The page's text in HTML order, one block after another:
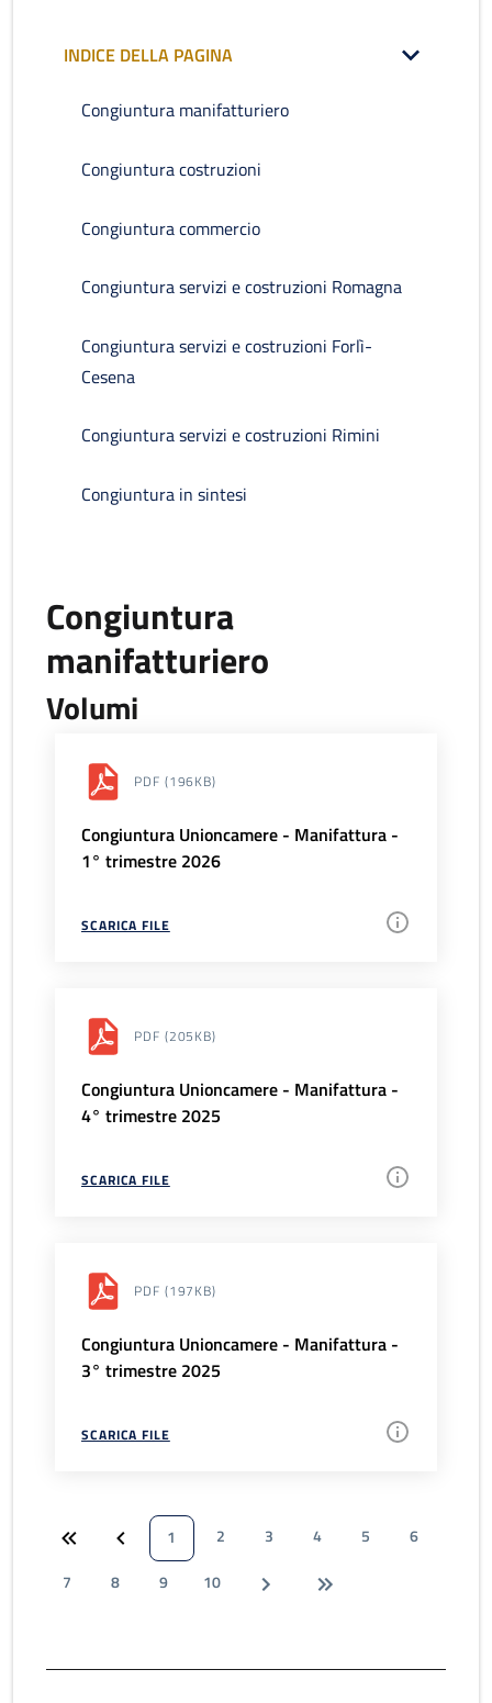
INDICE DELLA PAGINA
Congiuntura manifatturiero
Congiuntura costruzioni
Congiuntura commercio
Congiuntura servizi e costruzioni Romagna
Congiuntura servizi e costruzioni Forlì-
Cesena
Congiuntura servizi e costruzioni Rimini
Congiuntura in sintesi
Congiuntura
manifatturiero
Volumi
PDF (196KB)
Congiuntura Unioncamere - Manifattura -
1° trimestre 2026
SCARICA FILE
PDF (205KB)
Congiuntura Unioncamere - Manifattura -
4° trimestre 2025
SCARICA FILE
PDF (197KB)
Congiuntura Unioncamere - Manifattura -
3° trimestre 2025
SCARICA FILE
1 2 3 4 5
6
7
8 9 10